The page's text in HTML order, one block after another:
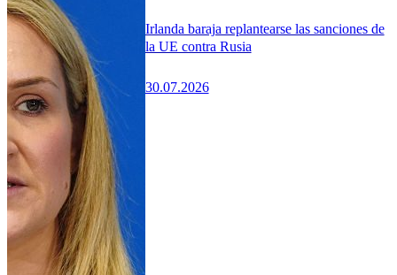
Irlanda baraja replantearse las sanciones de
la UE contra Rusia
30.07.2026